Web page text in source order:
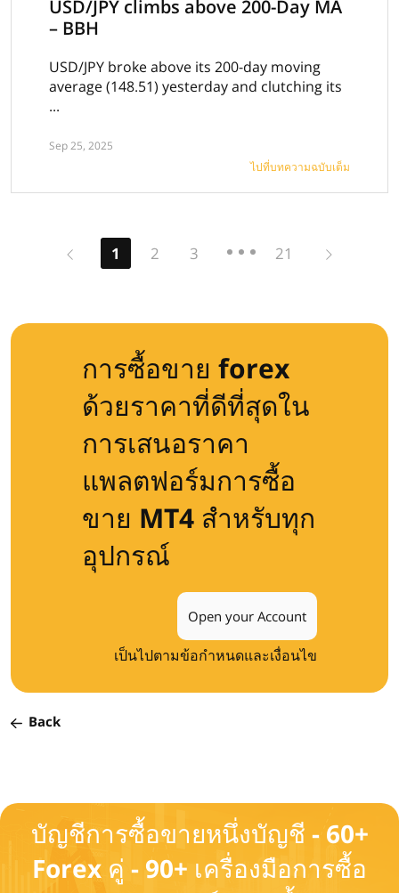
USD/JPY climbs above 200-Day MA
– BBH
USD/JPY broke above its 200-day moving
average (148.51) yesterday and clutching its
...
Sep 25, 2025
ไปที่บทความฉบับเต็ม
Previous
1 2 3 21
การซื้อขาย forex
ด้วยราคาที่ดีที่สุดใน
การเสนอราคา
แพลตฟอร์มการซื้อ
ขาย MT4 สำหรับทุก
อุปกรณ์
Open your Account
เป็นไปตามข้อกำหนดและเงื่อนไข
Back
บัญชีการซื้อขายหนึ่งบัญชี - 60+
Forex คู่ - 90+ เครื่องมือการซื้อ